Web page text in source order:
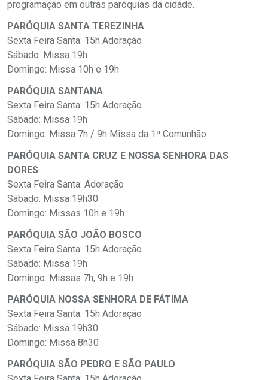
programação em outras paróquias da cidade.
PARÓQUIA SANTA TEREZINHA
Sexta Feira Santa: 15h Adoração
Sábado: Missa 19h
Domingo: Missa 10h e 19h
PARÓQUIA SANTANA
Sexta Feira Santa: 15h Adoração
Sábado: Missa 19h
Domingo: Missa 7h / 9h Missa da 1ª Comunhão
PARÓQUIA SANTA CRUZ E NOSSA SENHORA DAS
DORES
Sexta Feira Santa: Adoração
Sábado: Missa 19h30
Domingo: Missas 10h e 19h
PARÓQUIA SÃO JOÃO BOSCO
Sexta Feira Santa: 15h Adoração
Sábado: Missa 19h
Domingo: Missas 7h, 9h e 19h
PARÓQUIA NOSSA SENHORA DE FÁTIMA
Sexta Feira Santa: 15h Adoração
Sábado: Missa 19h30
Domingo: Missa 8h30
PARÓQUIA SÃO PEDRO E SÃO PAULO